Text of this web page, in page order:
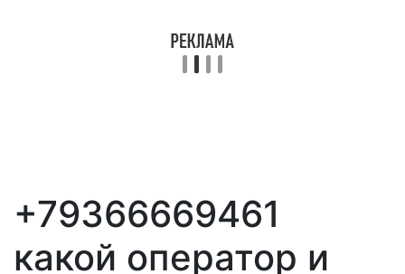
+79366669461
какой оператор и